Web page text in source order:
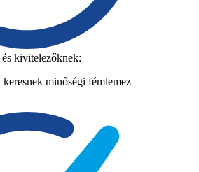
kivitelezőknek:
minőségi fémlemez